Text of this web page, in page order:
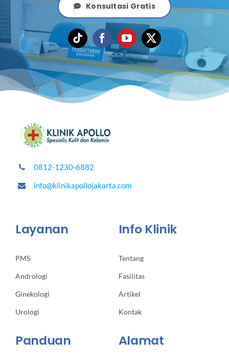
Konsultasi Gratis
0812-1230-6882
info@klinikapollojakarta.com
Layanan
PMS
Andrologi
Ginekologi
Urologi
Info Klinik
Tentang
Fasilitas
Artikel
Kontak
Panduan Alamat